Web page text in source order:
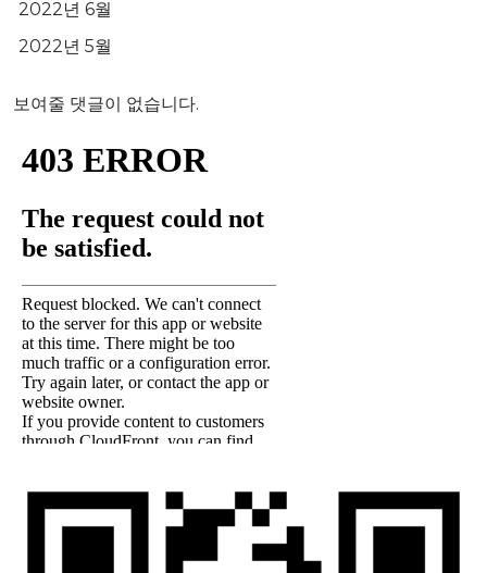
2022년 6월
2022년 5월
보여줄 댓글이 없습니다.